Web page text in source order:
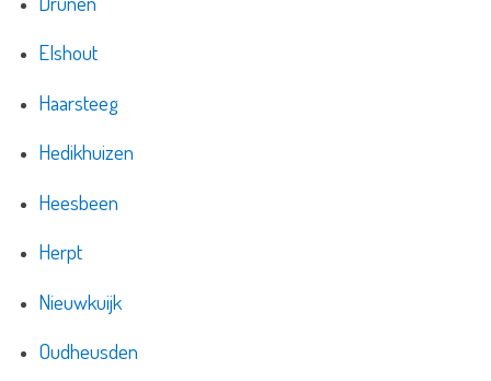
Elshout
Haarsteeg
Hedikhuizen
Heesbeen
Herpt
Nieuwkuijk
Oudheusden